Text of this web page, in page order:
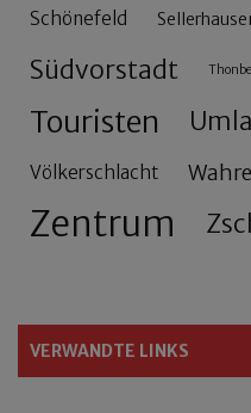
Schönefeld
Südvorstadt
Touristen
Völkerschlacht
Zentrum
VERWANDTE LINKS